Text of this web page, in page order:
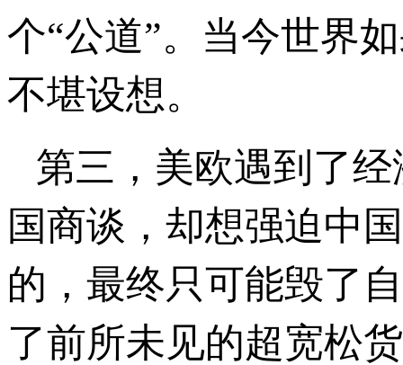
个“公道”。当今世界
不堪设想。
第三，美欧遇到了
国商谈，却想强迫中
的，最终只可能毁了
了前所未见的超宽松